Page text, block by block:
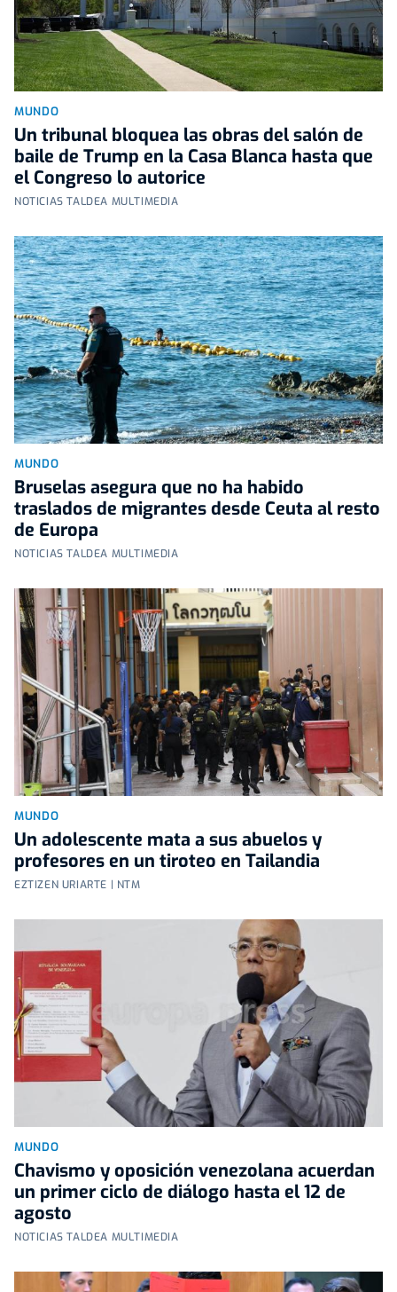
MUNDO
Un tribunal bloquea las obras del salón de
baile de Trump en la Casa Blanca hasta que
el Congreso lo autorice
NOTICIAS TALDEA MULTIMEDIA
MUNDO
Bruselas asegura que no ha habido
traslados de migrantes desde Ceuta al resto
de Europa
NOTICIAS TALDEA MULTIMEDIA
MUNDO
Un adolescente mata a sus abuelos y
profesores en un tiroteo en Tailandia
EZTIZEN URIARTE | NTM
MUNDO
Chavismo y oposición venezolana acuerdan
un primer ciclo de diálogo hasta el 12 de
agosto
NOTICIAS TALDEA MULTIMEDIA